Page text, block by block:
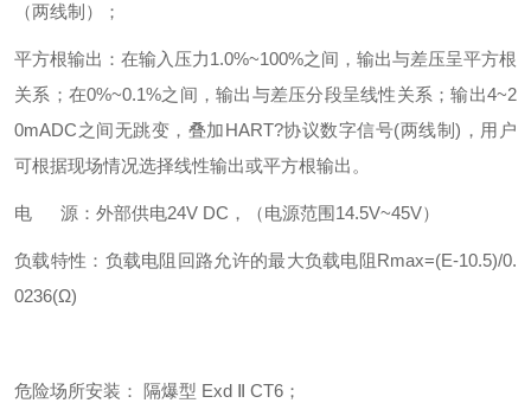
（两线制）；
平方根输出：在输入压力1.0%~100%之间，输出与差压呈平方根
关系；在0%~0.1%之间，输出与差压分段呈线性关系；输出4~2
0mADC之间无跳变，叠加HART?协议数字信号(两线制)，用户
可根据现场情况选择线性输出或平方根输出。
电 源：外部供电24V DC，（电源范围14.5V~45V）
负载特性：负载电阻回路允许的最大负载电阻Rmax=(E-10.5)/0.
0236(Ω)
危险场所安装： 隔爆型 Exd Ⅱ CT6；